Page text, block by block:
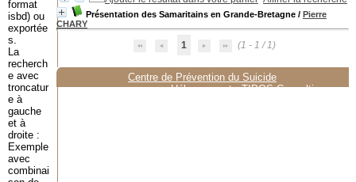
Présentation des Samaritains en Grande-Bretagne/ Pierre
CHARY
1 (1 - 1 / 1)
Centre de Prévention du Suicide
Hébergement :TIPOS Consulting
format
isbd) ou
exportée
s.
La
recherch
e avec
troncatur
e à
gauche
et à
droite :
Exemple
avec
combinai